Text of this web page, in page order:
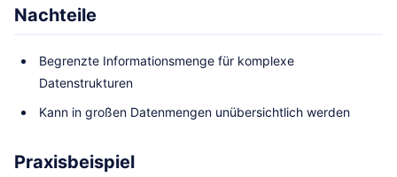
Nachteile
Begrenzte Informationsmenge für komplexe
Datenstrukturen
Kann in großen Datenmengen unübersichtlich werden
Praxisbeispiel